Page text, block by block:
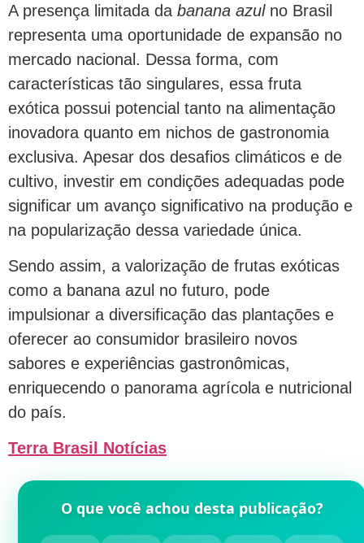
A presença limitada da banana azulno Brasil
representa uma oportunidade de expansão no
mercado nacional. Dessa forma, com
características tão singulares, essa fruta
exótica possui potencial tanto na alimentação
inovadora quanto em nichos de gastronomia
exclusiva. Apesar dos desafios climáticos e de
cultivo, investir em condições adequadas pode
significar um avanço significativo na produção e
na popularização dessa variedade única.
Sendo assim, a valorização de frutas exóticas
como a banana azul no futuro, pode
impulsionar a diversificação das plantações e
oferecer ao consumidor brasileiro novos
sabores e experiências gastronômicas,
enriquecendo o panorama agrícola e nutricional
do país.
Terra Brasil Notícias
O que você achou desta publicação?